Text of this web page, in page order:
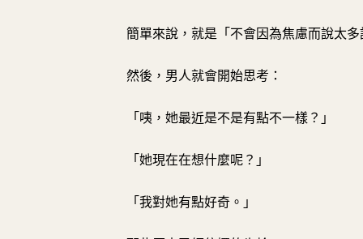
簡單來說，就是「不會因為焦慮而說太多
然後，男人就會開始思考：
「咦，她最近是不是有點不一樣？」
「她現在在想什麼呢？」
「我對她有點好奇。」